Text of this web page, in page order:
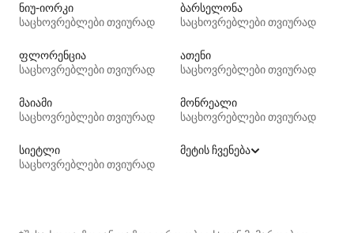
ნიუ-იორკი
საცხოვრებლები თვიურად
ბარსელონა
საცხოვრებლები თვიურად
ფლორენცია
საცხოვრებლები თვიურად
ათენი
საცხოვრებლები თვიურად
მაიამი
საცხოვრებლები თვიურად
მონრეალი
საცხოვრებლები თვიურად
სიეტლი
საცხოვრებლები თვიურად
მეტის ჩვენება